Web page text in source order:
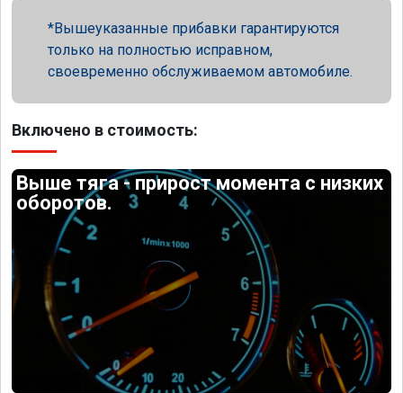
Вышеуказанные прибавки гарантируются
только на полностью исправном,
своевременно обслуживаемом автомобиле.
Включено в стоимость:
Выше тяга - прирост момента с низких
оборотов.